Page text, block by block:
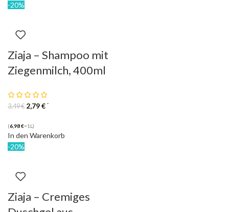
-20%
Ziaja – Shampoo mit
Ziegenmilch, 400ml
3,49€ 2,79€ *
(6,98€=1L)
In den Warenkorb
-20%
Ziaja – Cremiges